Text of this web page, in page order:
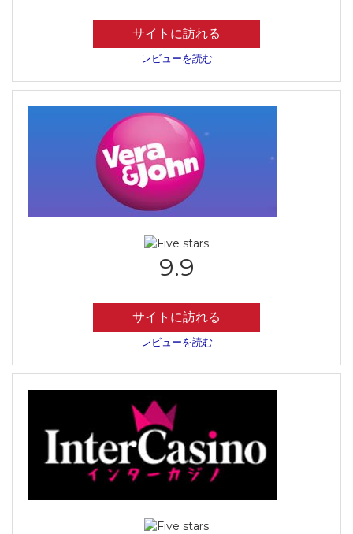
サイトに訪れる
レビューを読む
9.9
サイトに訪れる
レビューを読む